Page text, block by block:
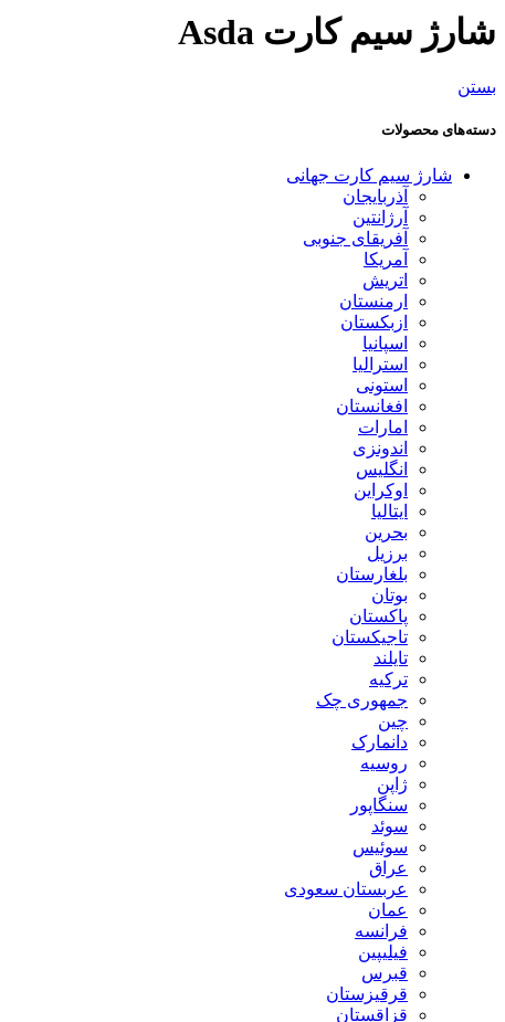
شارژ سیم کارت Asda
بستن
دسته‌های محصولات
شارژ سیم کارت جهانی
آذربایجان
آرژانتین
آفریقای جنوبی
آمریکا
اتریش
ارمنستان
ازبکستان
اسپانیا
استرالیا
استونی
افغانستان
امارات
اندونزی
انگلیس
اوکراین
ایتالیا
بحرین
برزیل
بلغارستان
بوتان
پاکستان
تاجیکستان
تایلند
ترکیه
جمهوری چک
چین
دانمارک
روسیه
ژاپن
سنگاپور
سوئد
سوئیس
عراق
عربستان سعودی
عمان
فرانسه
فیلیپین
قبرس
قرقیزستان
قزاقستان